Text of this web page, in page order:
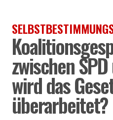
zwischen
wird das
überarbeitet?